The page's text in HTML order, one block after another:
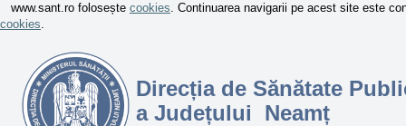
www.sant.ro folosește cookies. Continuarea navigarii pe acest site este
cookies.
Direcția de Sănătate
a Județului Neamț